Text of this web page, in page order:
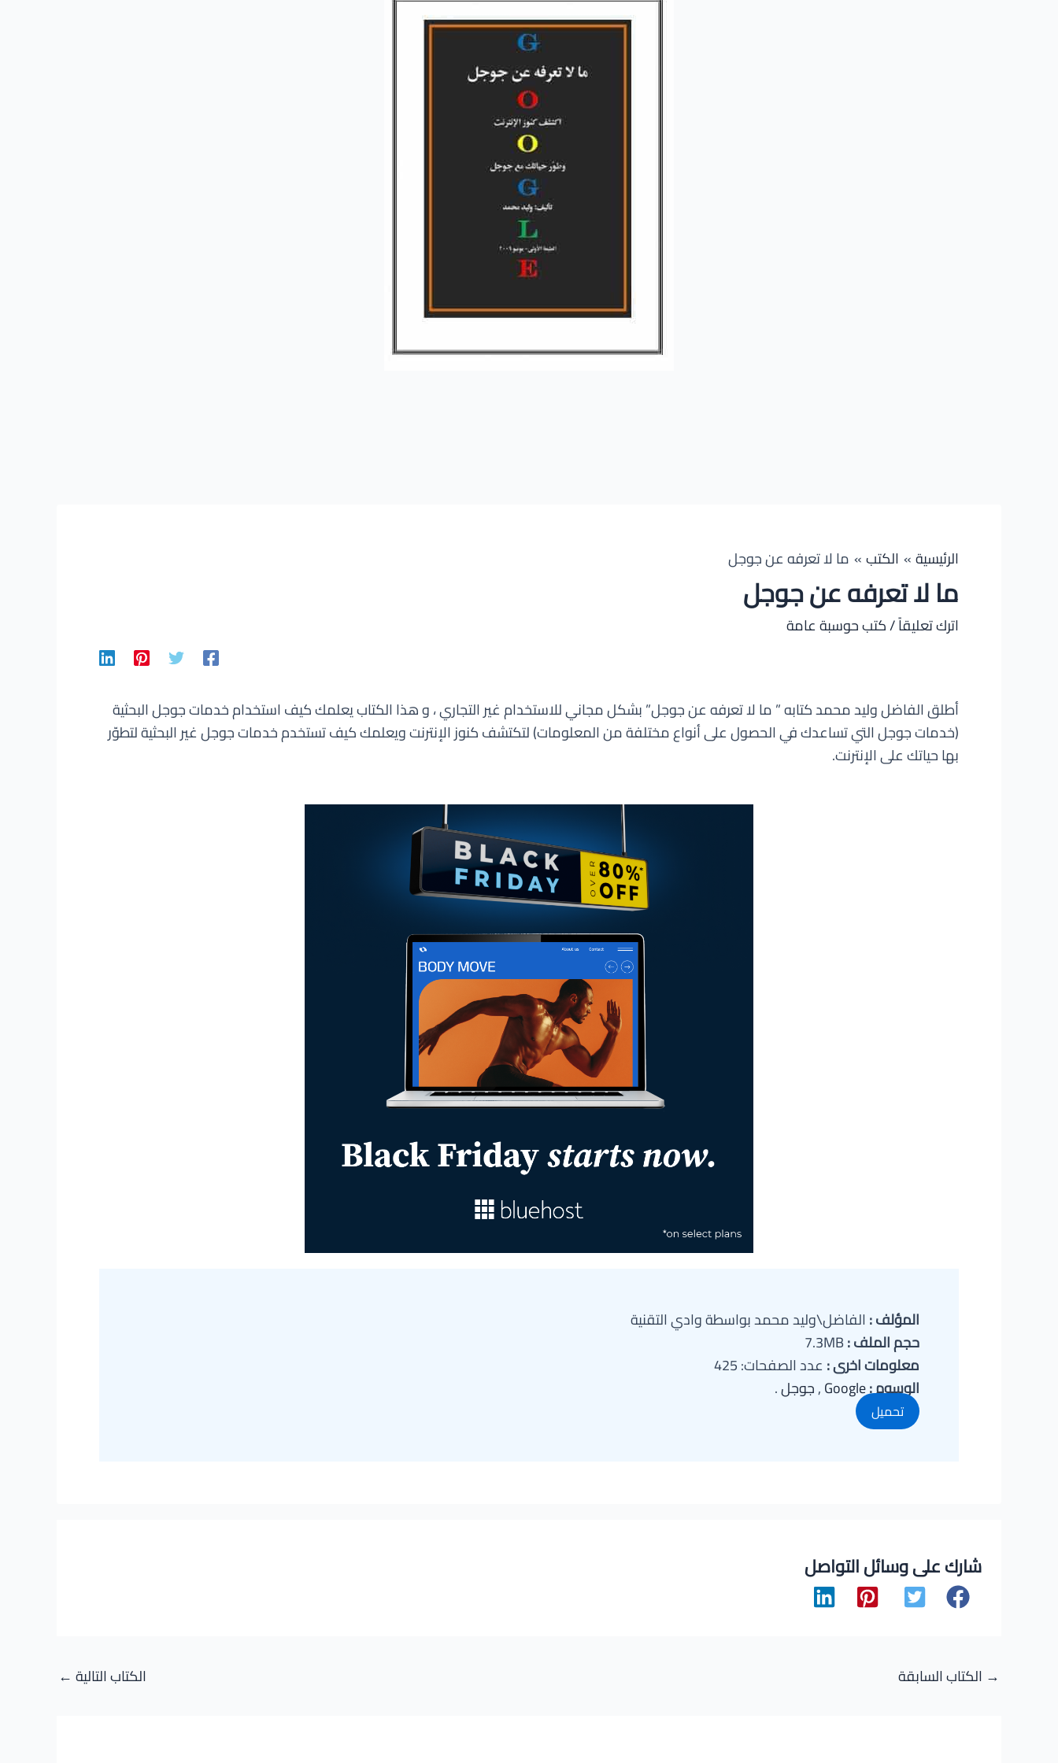
الرئيسية الكتب ما لا تعرفه عن جوجل
ما لا تعرفه عن جوجل
اترك تعليقاً/كتب حوسبة عامة
أطلق الفاضل وليد محمد كتابه ” ما لا تعرفه عن جوجل” بشكل مجاني للاستخدام غير التجاري ، و هذا الكتاب يعلمك كيف استخدام خدمات جوجل البحثية
(خدمات جوجل التي تساعدك في الحصول على أنواع مختلفة من المعلومات) لتكتشف كنوز الإنترنت ويعلمك كيف تستخدم خدمات جوجل غير البحثية لتطوّر
بها حياتك على الإنترنت.
المؤلف : الفاضل\وليد محمد بواسطة وادي التقنية
حجم الملف :
معلومات اخرى : عدد الصفحات: 425
الوسوم :Google
,جوجل.
تحميل
شارك على وسائل التواصل
Post
→ الكتاب السابقة الكتاب التالية ←